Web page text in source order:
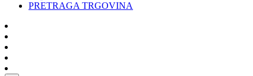
PRETRAGA TRGOVINA